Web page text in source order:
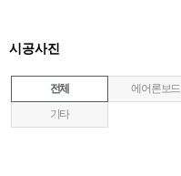
시공사진
전체 에어론보드
기타